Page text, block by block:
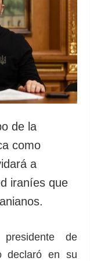
de la
como
a
iraníes que
de
declaró en su